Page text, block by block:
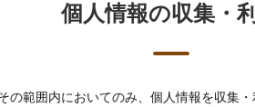
個人情報の収集・
の範囲内においてのみ、個人情報を収集